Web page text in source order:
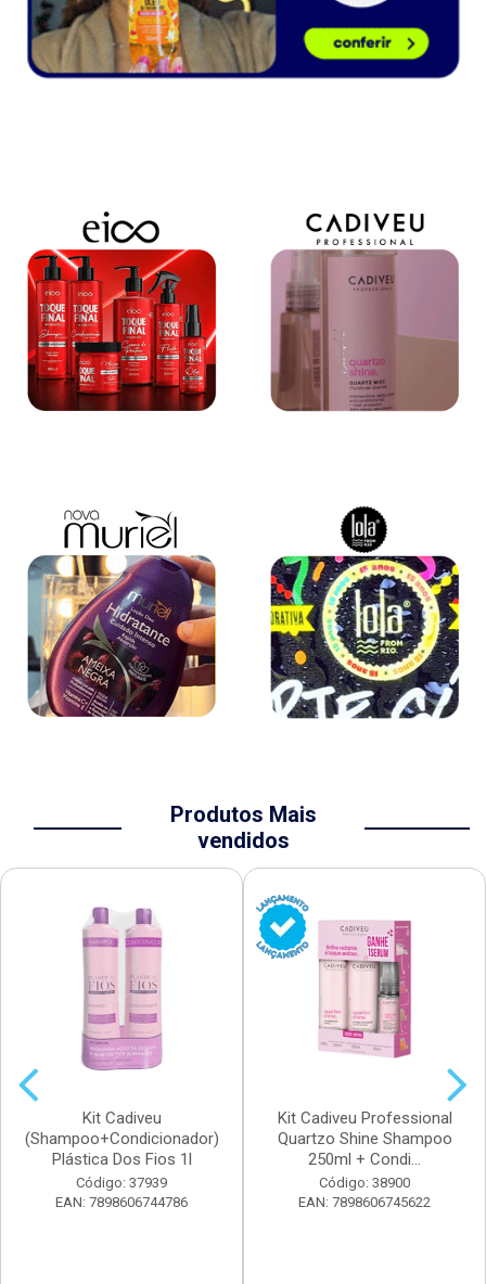
Produtos Mais
vendidos
Kit Cadiveu
(Shampoo+Condicionador)
Plástica Dos Fios 1l
Código: 37939
EAN: 7898606744786
Kit Cadiveu Professional
Quartzo Shine Shampoo
250ml + Condi...
Código: 38900
EAN: 7898606745622